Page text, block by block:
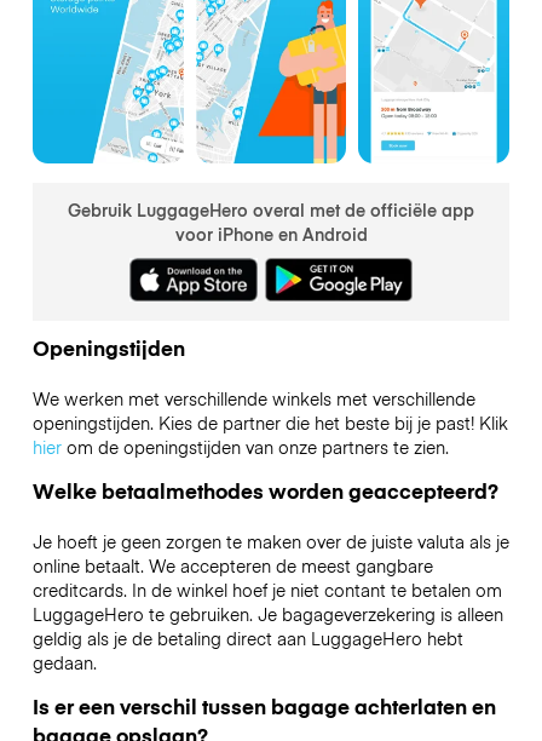
Gebruik LuggageHero overal met de officiële app
voor iPhone en Android
Openingstijden
We werken met verschillende winkels met verschillende
openingstijden. Kies de partner die het beste bij je past! Klik
hierom de openingstijden van onze partners te zien.
Welke betaalmethodes worden geaccepteerd?
Je hoeft je geen zorgen te maken over de juiste valuta als je
online betaalt. We accepteren de meest gangbare
creditcards. In de winkel hoef je niet contant te betalen om
LuggageHero te gebruiken. Je bagageverzekering is alleen
geldig als je de betaling direct aan LuggageHero hebt
gedaan.
Is er een verschil tussen bagage achterlaten en